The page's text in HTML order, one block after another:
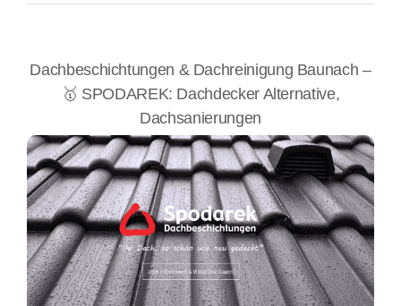
Dachbeschichtungen & Dachreinigung Baunach –
🥇 SPODAREK: Dachdecker Alternative,
Dachsanierungen